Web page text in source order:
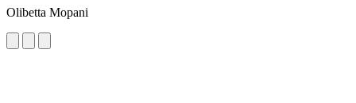
Olibetta Mopani